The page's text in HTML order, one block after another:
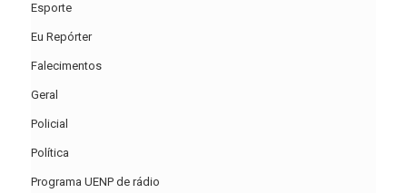
Esporte
Eu Repórter
Falecimentos
Geral
Policial
Política
Programa UENP de rádio